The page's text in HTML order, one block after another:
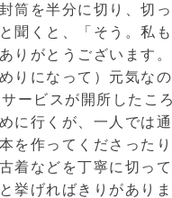
筒を半分に切り、切
聞くと、「そう。私
りがとうございます
りになって）元気な
ービスが開所したこ
に行くが、一人では
を作ってくださった
着などを丁寧に切っ
挙げればきりがあり